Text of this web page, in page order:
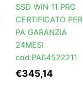
SSD WIN 11 PRO
CERTIFICATO PER
PA GARANZIA
24MESI
cod.PA64522211
€345,14